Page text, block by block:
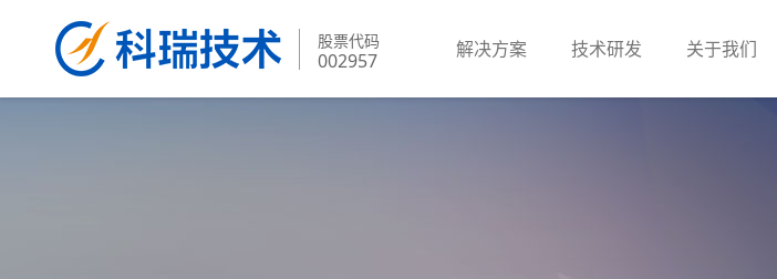
股票代码
002957 解决方案 技术研发 关于我们